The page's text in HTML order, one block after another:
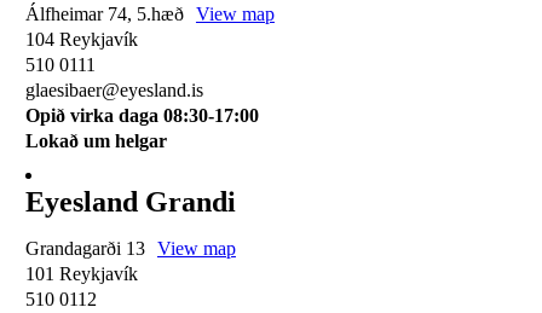
Álfheimar 74, 5.hæð View map
104 Reykjavík
510 0111
glaesibaer@eyesland.is
Opið virka daga 08:30-17:00
Lokað um helgar
Eyesland Grandi
Grandagarði 13 View map
101 Reykjavík
510 0112